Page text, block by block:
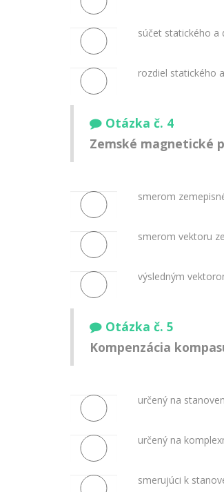
súčet statického a
rozdiel statického
Otázka č. 4
Zemské magnetické
smerom
smerom vektoru
výsledným
Otázka č. 5
Kompenzácia
určený na
určený na
smerujúci k